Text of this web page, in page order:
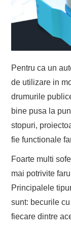
Pentru ca un
de utilizare in
drumurile
bine pusa la
stopuri,
fie functionale
Foarte multi
mai potrivite
Principalele
sunt: becurile
fiecare dintre